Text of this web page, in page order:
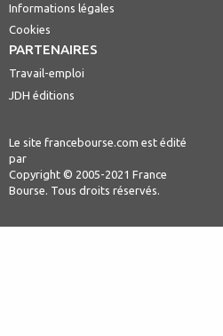
Informations légales
Cookies
PARTENAIRES
Travail-emploi
JDH éditions
Le site francebourse.com est édité
par
Copyright © 2005-2021 France
Bourse. Tous droits réservés.